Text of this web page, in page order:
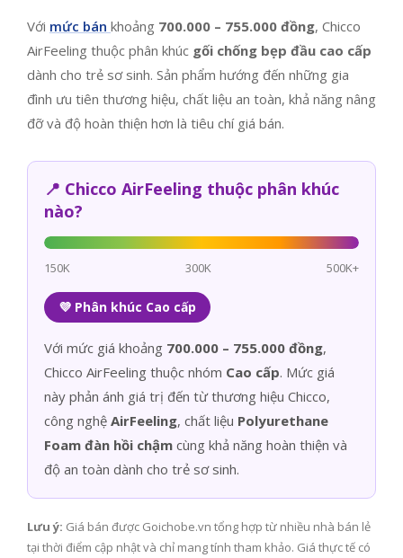
Với mức bán khoảng 700.000 – 755.000 đồng, Chicco
AirFeeling thuộc phân khúc gối chống bẹp đầu cao cấp
dành cho trẻ sơ sinh. Sản phẩm hướng đến những gia
đình ưu tiên thương hiệu, chất liệu an toàn, khả năng nâng
đỡ và độ hoàn thiện hơn là tiêu chí giá bán.
📍 Chicco AirFeeling thuộc phân khúc
nào?
150K 300K 500K+
💜 Phân khúc Cao cấp
Với mức giá khoảng 700.000 – 755.000 đồng,
Chicco AirFeeling thuộc nhóm Cao cấp. Mức giá
này phản ánh giá trị đến từ thương hiệu Chicco,
công nghệ AirFeeling, chất liệu Polyurethane
Foam đàn hồi chậm cùng khả năng hoàn thiện và
độ an toàn dành cho trẻ sơ sinh.
Lưu ý: Giá bán được Goichobe.vn tổng hợp từ nhiều nhà bán lẻ
tại thời điểm cập nhật và chỉ mang tính tham khảo. Giá thực tế có